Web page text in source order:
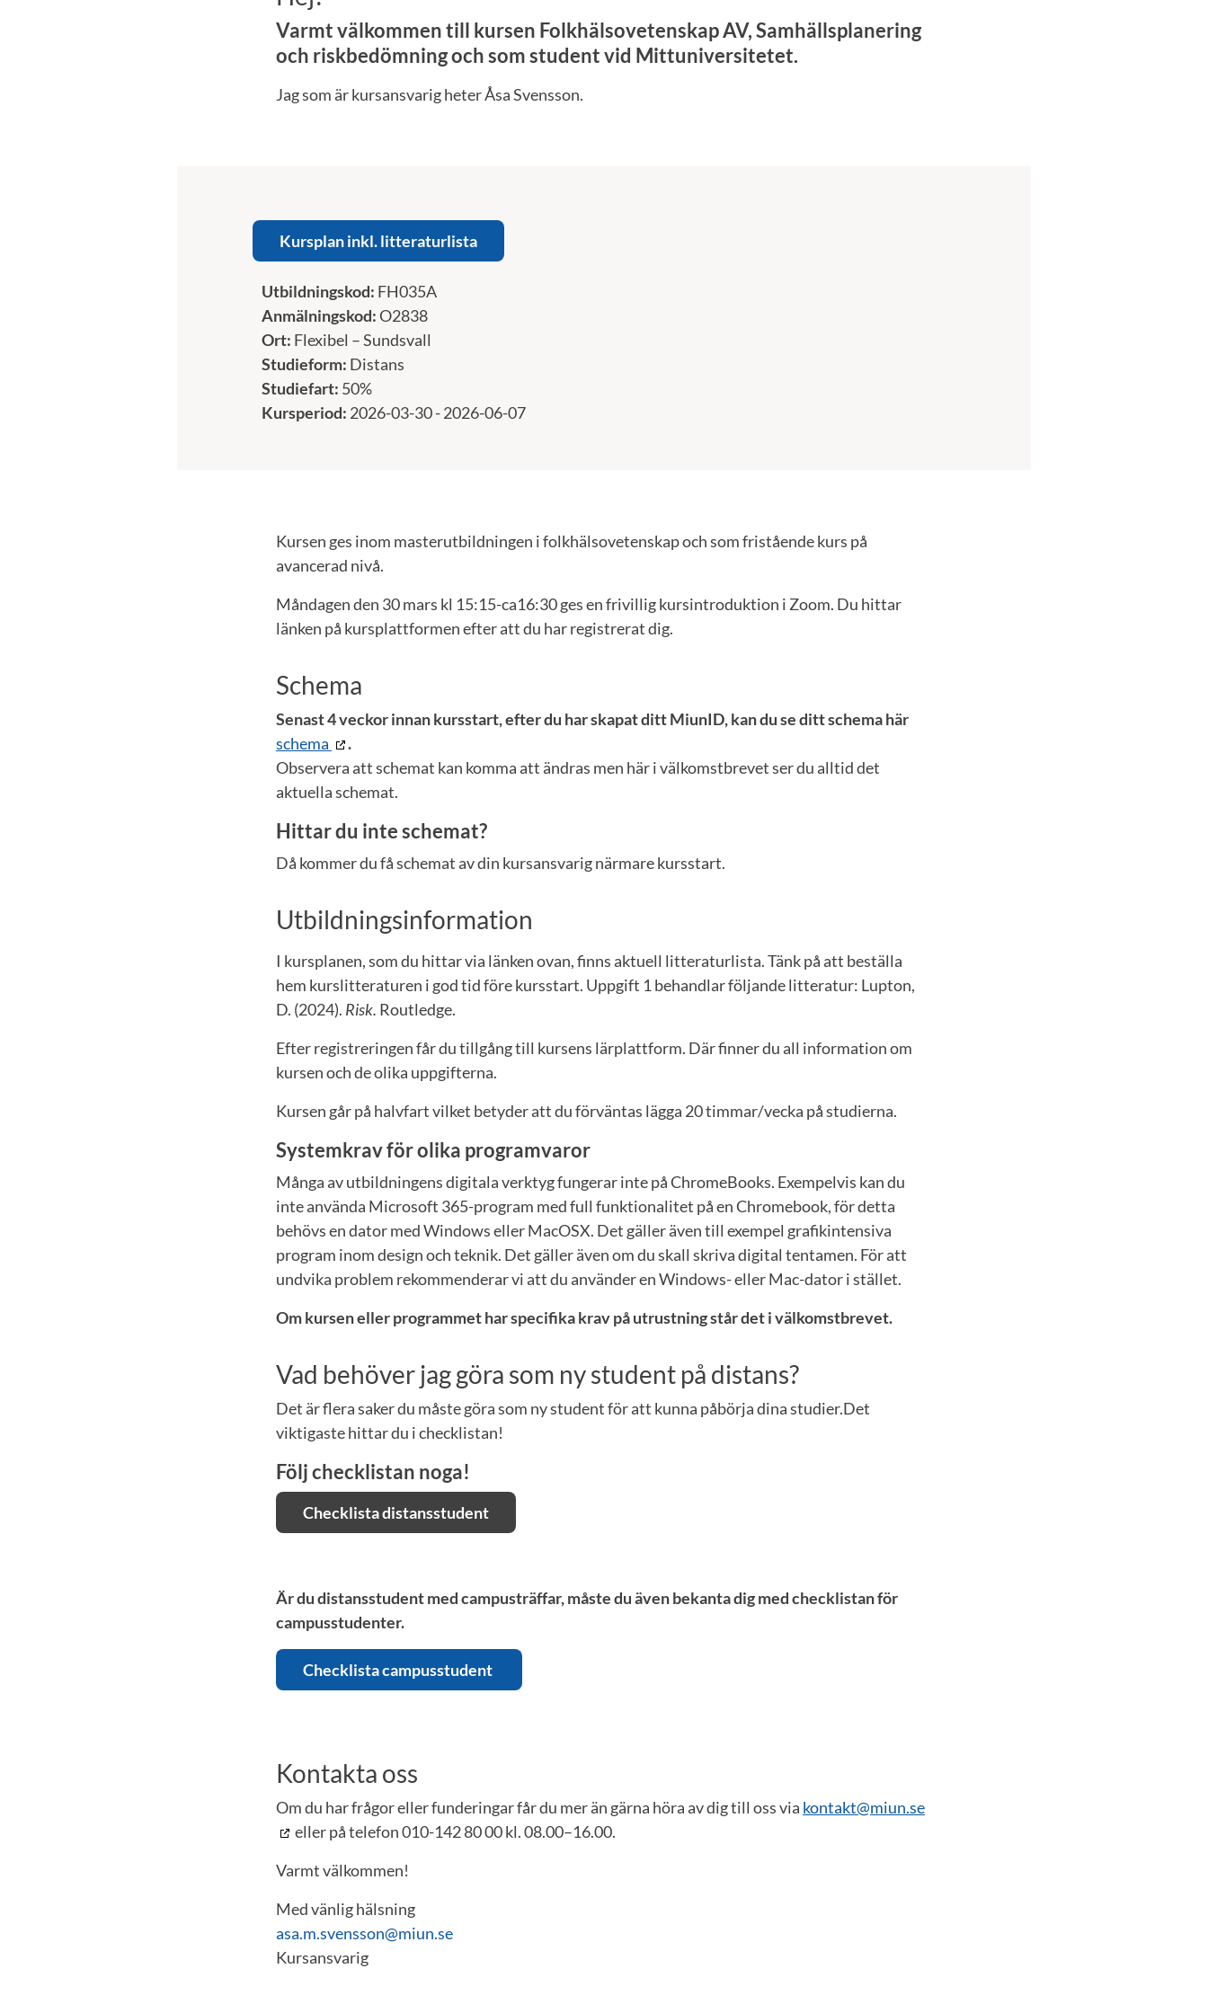
Varmt välkommen till kursen Folkhälsovetenskap AV, Samhällsplanering
och riskbedömning och som student vid Mittuniversitetet.
Jag som är kursansvarig heter Åsa Svensson.
Kursplan inkl. litteraturlista
Utbildningskod: FH035A
Anmälningskod:O2838
Ort: Flexibel – Sundsvall
Studieform: Distans
Studiefart: 50%
Kursperiod: 2026-03-30 - 2026-06-07
Kursen ges inom masterutbildningen i folkhälsovetenskap och som fristående kurs på
avancerad nivå.
Måndagen den 30 mars kl 15:15-ca16:30 ges en frivillig kursintroduktion i Zoom. Du hittar
länken på kursplattformen efter att du har registrerat dig.
Schema
Senast 4 veckor innan kursstart, efter du har skapat ditt MiunID, kan du se ditt schema här
schema
.
Observera att schemat kan komma att ändras men här i välkomstbrevet ser du alltid det
aktuella schemat.
Hittar du inte schemat?
Då kommer du få schemat av din kursansvarig närmare kursstart.
Utbildningsinformation
I kursplanen, som du hittar via länken ovan, finns aktuell litteraturlista. Tänk på att beställa
hem kurslitteraturen i god tid före kursstart. Uppgift 1 behandlar följande litteratur: Lupton,
D. (2024). Risk. Routledge.
Efter registreringen får du tillgång till kursens lärplattform. Där finner du all information om
kursen och de olika uppgifterna.
Kursen går på halvfart vilket betyder att du förväntas lägga 20 timmar/vecka på studierna.
Systemkrav för olika programvaror
Många av utbildningens digitala verktyg fungerar inte på ChromeBooks. Exempelvis kan du
inte använda Microsoft 365-program med full funktionalitet på en Chromebook, för detta
behövs en dator med Windows eller MacOSX. Det gäller även till exempel grafikintensiva
program inom design och teknik. Det gäller även om du skall skriva digital tentamen. För att
undvika problem rekommenderar vi att du använder en Windows- eller Mac-dator i stället.
Om kursen eller programmet har specifika krav på utrustning står det i välkomstbrevet.
Vad behöver jag göra som ny student på distans?
Det är flera saker du måste göra som ny student för att kunna påbörja dina studier.Det
viktigaste hittar du i checklistan!
Följ checklistan noga!
Checklista distansstudent
Är du distansstudent med campusträffar, måste du även bekanta dig med checklistan för
campusstudenter.
Checklista campusstudent
Kontakta oss
Om du har frågor eller funderingar får du mer än gärna höra av dig till oss via kontakt@miun.se
eller på telefon 010-142 80 00 kl. 08.00–16.00.
Varmt välkommen!
Med vänlig hälsning
asa.m.svensson@miun.se
Kursansvarig